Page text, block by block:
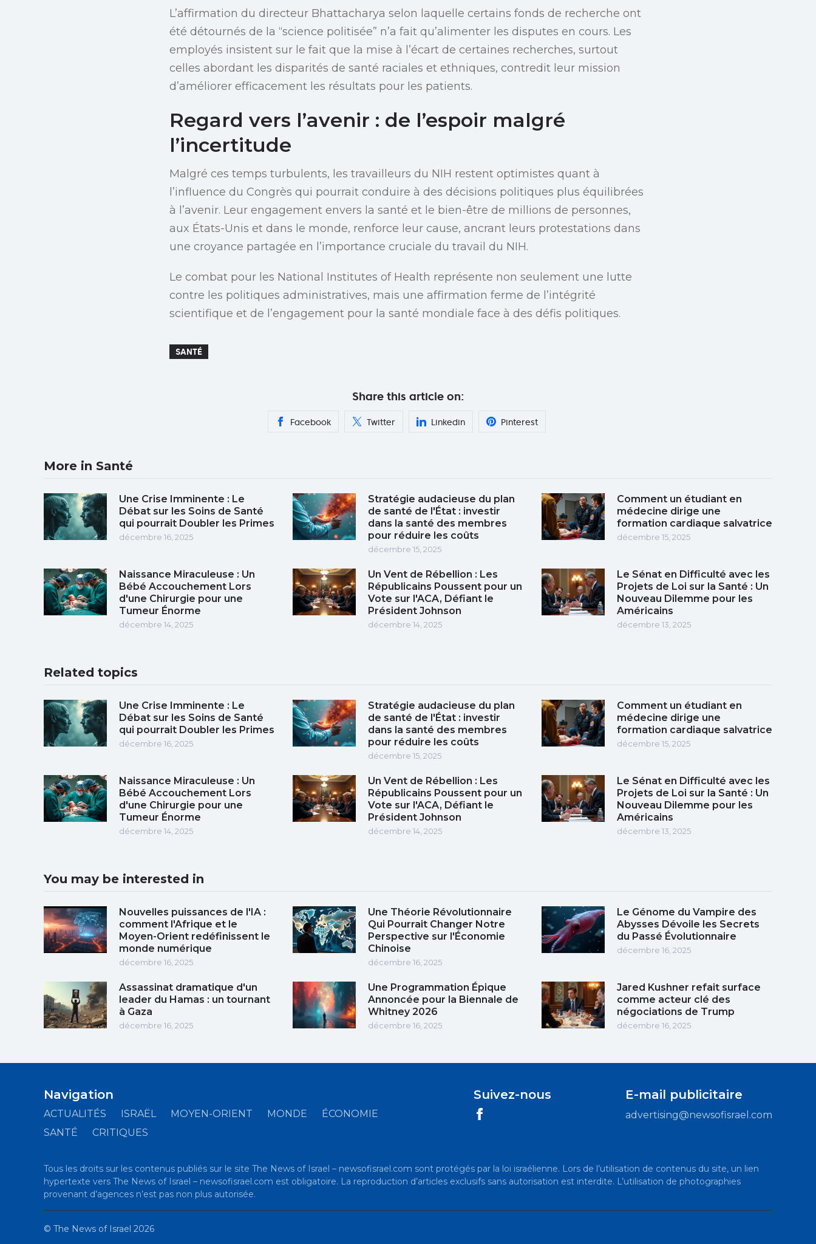
L’affirmation du directeur Bhattacharya selon laquelle certains fonds de recherche ont
été détournés de la “science politisée” n’a fait qu’alimenter les disputes en cours. Les
employés insistent sur le fait que la mise à l’écart de certaines recherches, surtout
celles abordant les disparités de santé raciales et ethniques, contredit leur mission
d’améliorer efficacement les résultats pour les patients.
Regard vers l’avenir : de l’espoir malgré
l’incertitude
Malgré ces temps turbulents, les travailleurs du NIH restent optimistes quant à
l’influence du Congrès qui pourrait conduire à des décisions politiques plus équilibrées
à l’avenir. Leur engagement envers la santé et le bien-être de millions de personnes,
aux États-Unis et dans le monde, renforce leur cause, ancrant leurs protestations dans
une croyance partagée en l’importance cruciale du travail du NIH.
Le combat pour les National Institutes of Health représente non seulement une lutte
contre les politiques administratives, mais une affirmation ferme de l’intégrité
scientifique et de l’engagement pour la santé mondiale face à des défis politiques.
SANTÉ
Share this article on:
Facebook Twitter Linkedin Pinterest
More in Santé
Une Crise Imminente : Le
Débat sur les Soins de Santé
qui pourrait Doubler les Primes
décembre 16, 2025
Stratégie audacieuse du plan
de santé de l'État : investir
dans la santé des membres
pour réduire les coûts
décembre 15, 2025
Comment un étudiant en
médecine dirige une
formation cardiaque salvatrice
décembre 15, 2025
Naissance Miraculeuse : Un
Bébé Accouchement Lors
d'une Chirurgie pour une
Tumeur Énorme
décembre 14, 2025
Un Vent de Rébellion : Les
Républicains Poussent pour un
Vote sur l'ACA, Défiant le
Président Johnson
décembre 14, 2025
Le Sénat en Difficulté avec les
Projets de Loi sur la Santé : Un
Nouveau Dilemme pour les
Américains
décembre 13, 2025
Related topics
Une Crise Imminente : Le
Débat sur les Soins de Santé
qui pourrait Doubler les Primes
décembre 16, 2025
Stratégie audacieuse du plan
de santé de l'État : investir
dans la santé des membres
pour réduire les coûts
décembre 15, 2025
Comment un étudiant en
médecine dirige une
formation cardiaque salvatrice
décembre 15, 2025
Naissance Miraculeuse : Un
Bébé Accouchement Lors
d'une Chirurgie pour une
Tumeur Énorme
décembre 14, 2025
Un Vent de Rébellion : Les
Républicains Poussent pour un
Vote sur l'ACA, Défiant le
Président Johnson
décembre 14, 2025
Le Sénat en Difficulté avec les
Projets de Loi sur la Santé : Un
Nouveau Dilemme pour les
Américains
décembre 13, 2025
You may be interested in
Nouvelles puissances de l'IA :
comment l'Afrique et le
Moyen-Orient redéfinissent le
monde numérique
décembre 16, 2025
Une Théorie Révolutionnaire
Qui Pourrait Changer Notre
Perspective sur l'Économie
Chinoise
décembre 16, 2025
Le Génome du Vampire des
Abysses Dévoile les Secrets
du Passé Évolutionnaire
décembre 16, 2025
Assassinat dramatique d'un
leader du Hamas : un tournant
à Gaza
décembre 16, 2025
Une Programmation Épique
Annoncée pour la Biennale de
Whitney 2026
décembre 16, 2025
Jared Kushner refait surface
comme acteur clé des
négociations de Trump
décembre 16, 2025
Navigation
ACTUALITÉS ISRAËL MOYEN-ORIENT MONDE
ÉCONOMIE
SANTÉ
CRITIQUES
Suivez-nous E-mail publicitaire
advertising@newsofisrael.com
Tous les droits sur les contenus publiés sur le site The News of Israel – newsofisrael.com sont protégés par la loi israélienne. Lors de l’utilisation de contenus du site, un lien
hypertexte vers The News of Israel – newsofisrael.com est obligatoire. La reproduction d’articles exclusifs sans autorisation est interdite. L’utilisation de photographies
provenant d’agences n’est pas non plus autorisée.
© The News of Israel 2026